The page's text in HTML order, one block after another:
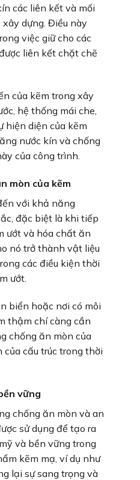
các liên kết và mối
xây dựng. Điều này
việc giữ cho các
liên kết chặt chẽ
của kẽm trong xây
hệ thống mái che,
hiện diện của kẽm
nước kín và chống
của công trình.
mòn của kẽm
với khả năng
đặc biệt là khi tiếp
ướt và hóa chất ăn
nó trở thành vật liệu
các điều kiện thời
ướt.
biển hoặc nơi có môi
thậm chí càng cần
chống ăn mòn của
của cấu trúc trong thời
vững
chống ăn mòn và an
sử dụng để tạo ra
và bền vững trong
kẽm mạ, ví dụ như
lại sự sang trọng và